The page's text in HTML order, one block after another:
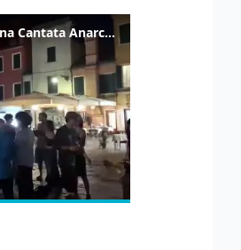
Venezia omaggia Guccini con una Cantata Anarchica in campo Santa Margherita